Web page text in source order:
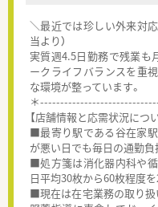
＼最近では珍しい外来対
当より）
実質週4.5日勤務で残業も
ークライフバランスを重
な環境が整っています。
＊
【店舗情報と応需状況につ
■最寄り駅である谷在家
が悪い日でも毎日の通勤負
■処方箋は消化器内科や
日平均30枚から60枚程度
■現在は在宅業務の取り扱